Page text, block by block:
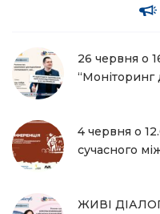
26 червня о
“Моніторинг
4 червня о
сучасного
ЖИВІ